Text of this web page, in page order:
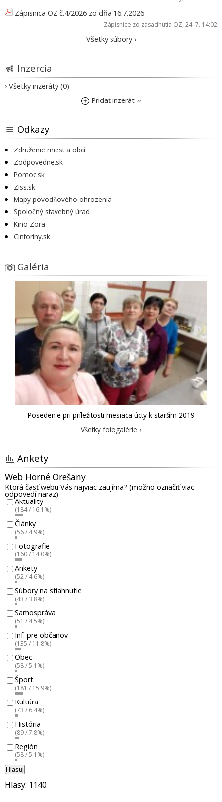
Zápisnica OZ č.4/2026 zo dňa 16.7.2026
Zápisnice zo zasadnutia OZ, 24. 7. 14:02
Všetky súbory ›
Inzercia
› Všetky inzeráty (0)
Pridať inzerát ››
Odkazy
Združenie miest a obcí
Zodpovedne.sk
Pomoc.sk
Ziss.sk
Mapy povodňového ohrozenia
Spoločný stavebný úrad
Kino Zora
Cintoríny.sk
Galéria
Posedenie pri príležitosti mesiaca úcty k starším 2019
Všetky fotogalérie ›
Ankety
Web Horné Orešany
Ktorá časť webu Vás najviac zaujíma? (možno označiť viac
odpovedí naraz)
Aktuality
(184 / 16.1%)
Články
(56 / 4.9%)
Fotografie
(160 / 14.0%)
Ankety
(52 / 4.6%)
Súbory na stiahnutie
(43 / 3.8%)
Samospráva
(51 / 4.5%)
Inf. pre občanov
(135 / 11.8%)
Obec
(58 / 5.1%)
Šport
(181 / 15.9%)
Kultúra
(73 / 6.4%)
História
(89 / 7.8%)
Región
(58 / 5.1%)
Hlasuj
Hlasy: 1140